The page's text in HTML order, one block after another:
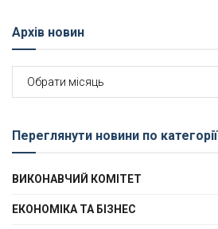
Архів новин
новин
Переглянути новини по категорії
ВИКОНАВЧИЙ КОМІТЕТ
ЕКОНОМІКА ТА БІЗНЕС